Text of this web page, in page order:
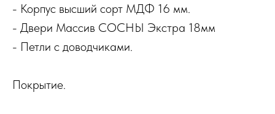
- Корпус высший сорт МДФ 16 мм.
- Двери Массив СОСНЫ Экстра 18мм
- Петли с доводчиками.
Покрытие.